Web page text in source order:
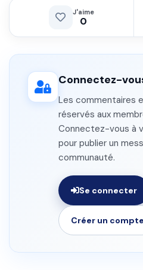
J'aime
0
Connectez-
Les commentaires
réservés aux
Connectez-vous à
pour publier un
communauté.
Se connecter
Créer un compte